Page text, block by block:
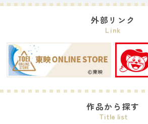
外部リンク
Link
作品から探す
Title list